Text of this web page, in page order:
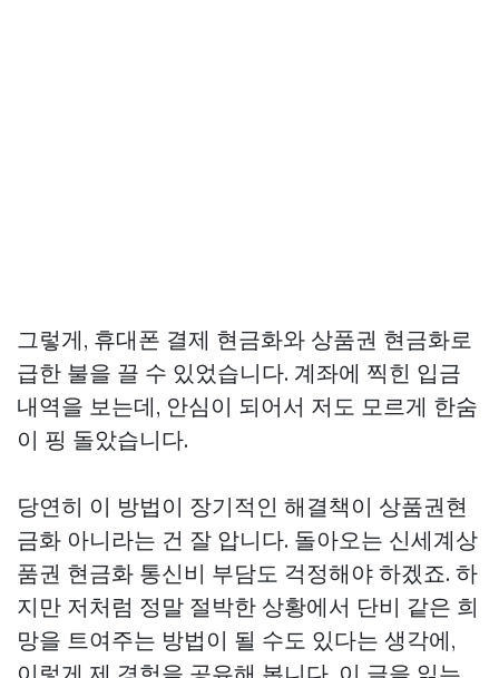
그렇게, 휴대폰 결제 현금화와 상품권 현금화로
급한 불을 끌 수 있었습니다. 계좌에 찍힌 입금
내역을 보는데, 안심이 되어서 저도 모르게 한숨
이 핑 돌았습니다.
당연히 이 방법이 장기적인 해결책이 상품권현
금화 아니라는 건 잘 압니다. 돌아오는 신세계상
품권 현금화 통신비 부담도 걱정해야 하겠죠. 하
지만 저처럼 정말 절박한 상황에서 단비 같은 희
망을 트여주는 방법이 될 수도 있다는 생각에,